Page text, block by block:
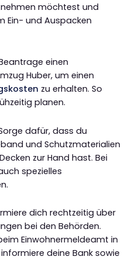
möchtest und
Ein- und Auspacken
einen
Huber, um einen
zu erhalten. So
planen.
dafür, dass du
und Schutzmaterialien
zur Hand hast. Bei
spezielles
dich rechtzeitig über
bei den Behörden.
Einwohnermeldeamt in
deine Bank sowie